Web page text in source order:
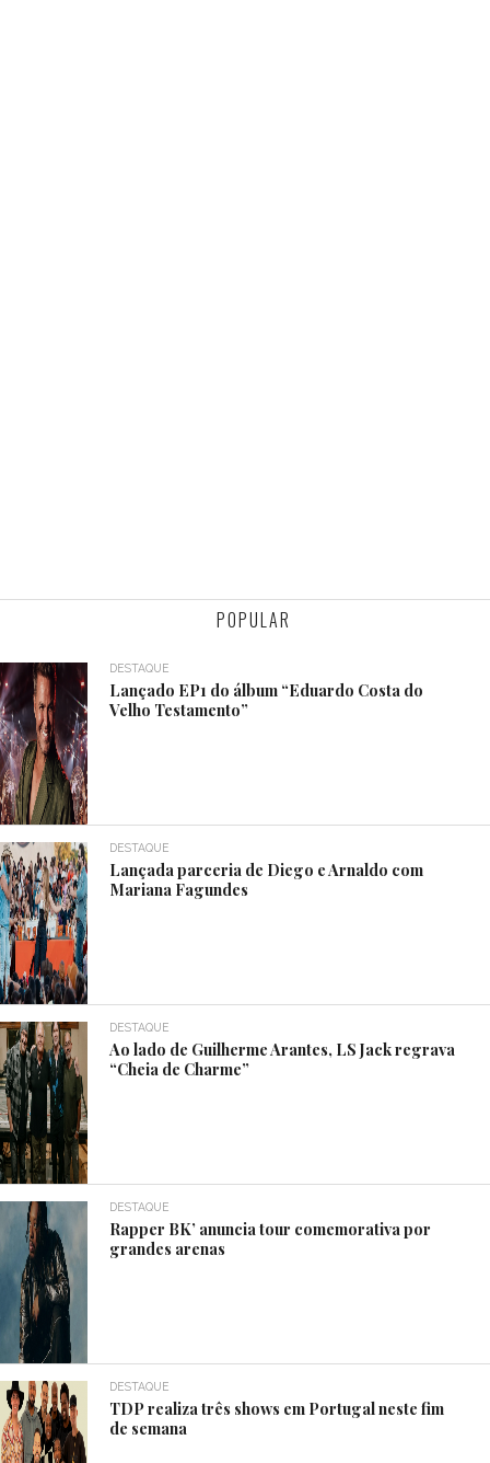
POPULAR
DESTAQUE
Lançado EP1 do álbum “Eduardo Costa do
Velho Testamento”
DESTAQUE
Lançada parceria de Diego e Arnaldo com
Mariana Fagundes
DESTAQUE
Ao lado de Guilherme Arantes, LS Jack regrava
“Cheia de Charme”
DESTAQUE
Rapper BK’ anuncia tour comemorativa por
grandes arenas
DESTAQUE
TDP realiza três shows em Portugal neste fim
de semana